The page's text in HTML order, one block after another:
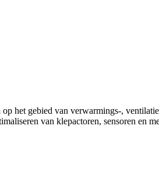
het gebied van verwarmings-,
van klepactoren, sensoren en